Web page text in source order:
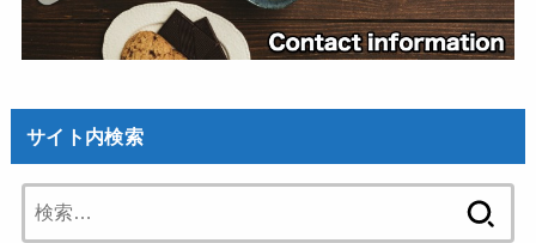
サイト内検索